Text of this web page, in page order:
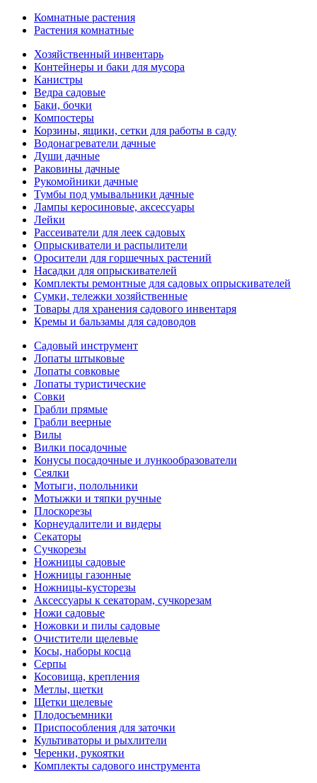
Комнатные растения
Растения комнатные
Хозяйственный инвентарь
Контейнеры и баки для мусора
Канистры
Ведра садовые
Баки, бочки
Компостеры
Корзины, ящики, сетки для работы в саду
Водонагреватели дачные
Души дачные
Раковины дачные
Рукомойники дачные
Тумбы под умывальники дачные
Лампы керосиновые, аксессуары
Лейки
Рассеиватели для леек садовых
Опрыскиватели и распылители
Оросители для горшечных растений
Насадки для опрыскивателей
Комплекты ремонтные для садовых опрыскивателей
Сумки, тележки хозяйственные
Товары для хранения садового инвентаря
Кремы и бальзамы для садоводов
Садовый инструмент
Лопаты штыковые
Лопаты совковые
Лопаты туристические
Совки
Грабли прямые
Грабли веерные
Вилы
Вилки посадочные
Конусы посадочные и лункообразователи
Сеялки
Мотыги, полольники
Мотыжки и тяпки ручные
Плоскорезы
Корнеудалители и видеры
Секаторы
Сучкорезы
Ножницы садовые
Ножницы газонные
Ножницы-кусторезы
Аксессуары к секаторам, сучкорезам
Ножи садовые
Ножовки и пилы садовые
Очистители щелевые
Косы, наборы косца
Серпы
Косовища, крепления
Метлы, щетки
Щетки щелевые
Плодосъемники
Приспособления для заточки
Культиваторы и рыхлители
Черенки, рукоятки
Комплекты садового инструмента